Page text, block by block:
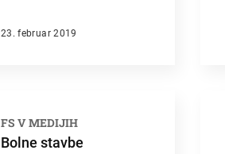
23. februar 2019
FS V MEDIJIH
Bolne stavbe